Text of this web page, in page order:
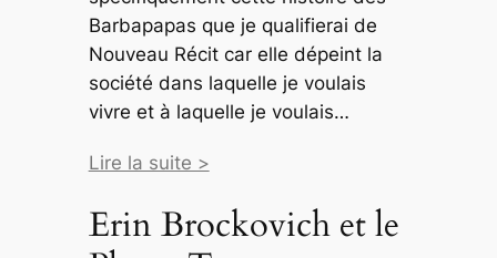
Barbapapas que je qualifierai de
Nouveau Récit car elle dépeint la
société dans laquelle je voulais
vivre et à laquelle je voulais…
Lire la suite >
Erin Brockovich et le